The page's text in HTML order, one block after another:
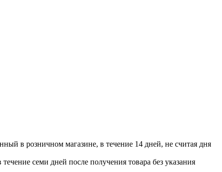
в розничном магазине, в течение 14 дней, не считая дня
семи дней после получения товара без указания